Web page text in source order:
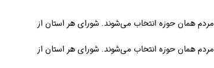
همان حوزه انتخاب می‌شوند. شورای هر استان از
همان حوزه انتخاب می‌شوند. شورای هر استان از